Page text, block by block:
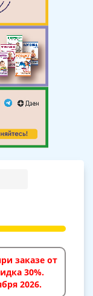
заказе от
30%.
2026.